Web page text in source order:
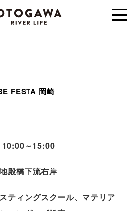
FESTA 岡崎
～15:00
殿橋下流右岸
ティングスクール、マテリア